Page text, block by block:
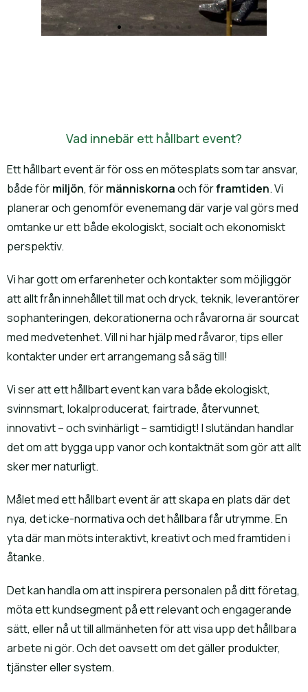
Vad innebär ett hållbart event?
Ett hållbart event är för oss en mötesplats som tar ansvar,
både förmiljön, förmänniskornaoch förframtiden. Vi
planerar och genomför evenemang där varje val görs med
omtanke ur ett både ekologiskt, socialt och ekonomiskt
perspektiv.
Vi har gott om erfarenheter och kontakter som möjliggör
att allt från innehållet till mat och dryck, teknik, leverantörer
sophanteringen, dekorationerna och råvarorna är sourcat
med medvetenhet. Vill ni har hjälp med råvaror, tips eller
kontakter under ert arrangemang så säg till!
Vi ser att ett hållbart event kan vara både ekologiskt,
svinnsmart, lokalproducerat, fairtrade, återvunnet,
innovativt – och svinhärligt – samtidigt! I slutändan handlar
det om att bygga upp vanor och kontaktnät som gör att allt
sker mer naturligt.
Målet med ett hållbart event är att skapa en plats där det
nya, det icke-normativa och det hållbara får utrymme. En
yta där man möts interaktivt, kreativt och med framtiden i
åtanke.
Det kan handla om att inspirera personalen på ditt företag,
möta ett kundsegment på ett relevant och engagerande
sätt, eller nå ut till allmänheten för att visa upp det hållbara
arbete ni gör. Och det oavsett om det gäller produkter,
tjänster eller system.